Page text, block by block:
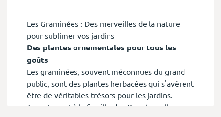
Les Graminées : Des merveilles de la nature
pour sublimer vos jardins
Des plantes ornementales pour tous les
goûts
Les graminées, souvent méconnues du grand
public, sont des plantes herbacées qui s'avèrent
être de véritables trésors pour les jardins.
Appartenant à la famille des Poacées, elles